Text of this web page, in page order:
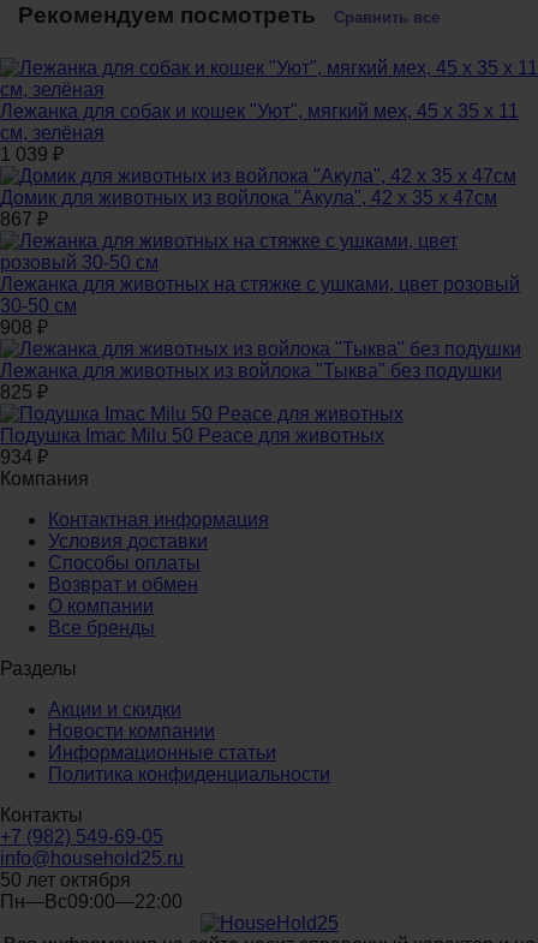
Рекомендуем посмотреть Сравнить все
Лежанка для собак и кошек "Уют", мягкий мех, 45 х 35 х 11
см, зелёная
1 039 ₽
Домик для животных из войлока "Акула", 42 х 35 х 47см
867 ₽
Лежанка для животных на стяжке с ушками, цвет розовый
30-50 см
908 ₽
Лежанка для животных из войлока "Тыква" без подушки
825 ₽
Подушка Imac Milu 50 Peace для животных
934 ₽
Компания
Контактная информация
Условия доставки
Способы оплаты
Возврат и обмен
О компании
Все бренды
Разделы
Акции и скидки
Новости компании
Информационные статьи
Политика конфиденциальности
Контакты
+7 (982) 549-69-05
info@household25.ru
50 лет октября
Пн—Вс09:00—22:00